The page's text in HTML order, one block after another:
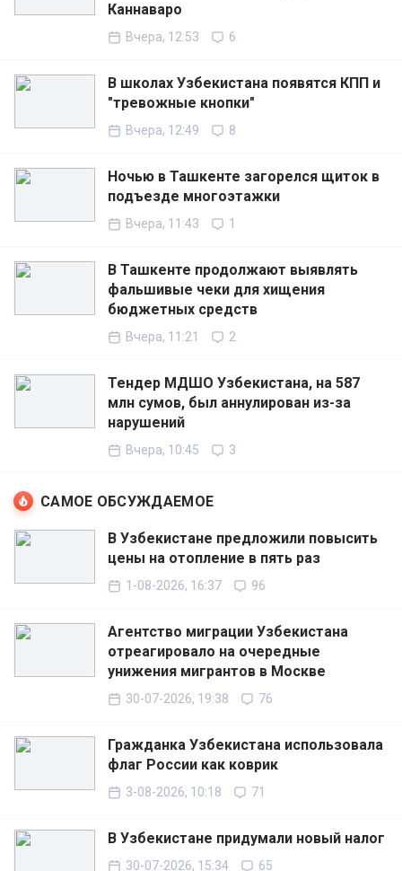
Каннаваро
Вчера, 12:53 6
В школах Узбекистана появятся КПП и
"тревожные кнопки"
Вчера, 12:49 8
Ночью в Ташкенте загорелся щиток в
подъезде многоэтажки
Вчера, 11:43 1
В Ташкенте продолжают выявлять
фальшивые чеки для хищения
бюджетных средств
Вчера, 11:21 2
Тендер МДШО Узбекистана, на 587
млн сумов, был аннулирован из-за
нарушений
Вчера, 10:45 3
САМОЕ ОБСУЖДАЕМОЕ
В Узбекистане предложили повысить
цены на отопление в пять раз
1-08-2026, 16:37 96
Агентство миграции Узбекистана
отреагировало на очередные
унижения мигрантов в Москве
30-07-2026, 19:38 76
Гражданка Узбекистана использовала
флаг России как коврик
3-08-2026, 10:18 71
В Узбекистане придумали новый налог
30-07-2026, 15:34 65